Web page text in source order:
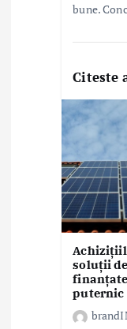
bune.
Citeste
soluții
puternic